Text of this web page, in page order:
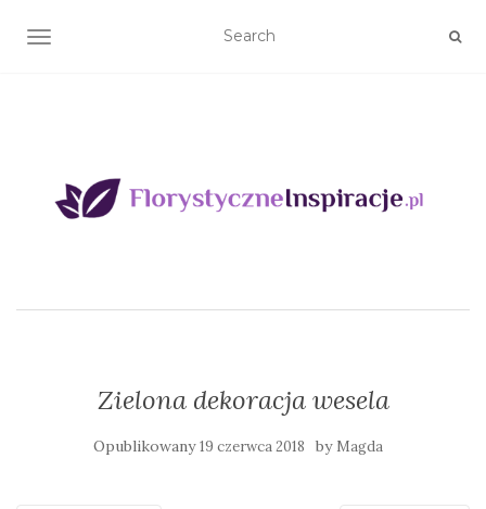
TOGGLE NAVIGATION
Zielona dekoracja wesela
Opublikowany19 czerwca 2018 by Magda